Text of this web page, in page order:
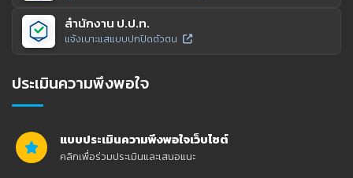
สำนักงาน ป.ป.ท.
แจ้งเบาะแสแบบปกปิดตัวตน
ประเมินความพึงพอใจ
แบบประเมินความพึงพอใจเว็บไซต์
คลิกเพื่อร่วมประเมินและเสนอแนะ